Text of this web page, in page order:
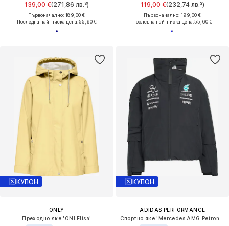
139,00 €(271,86 лв.³)
Първоначално: 189,00 €
Последна най-ниска цена:55,60 €
119,00 €(232,74 лв.³)
Първоначално: 199,00 €
Последна най-ниска цена:55,60 €
КУПОН
ONLY
Преходно яке 'ONLElisa'
КУПОН
ADIDAS PERFORMANCE